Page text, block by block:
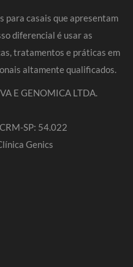
para casais que apresentam
diferencial é usar as
tratamentos e práticas em
altamente qualificados.
E GENOMICA LTDA.
SP: 54.022
Genics